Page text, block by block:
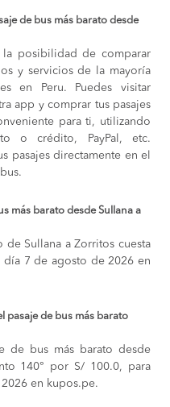
de bus más barato desde
la posibilidad de comparar
y servicios de la mayoría
en Peru. Puedes visitar
app y comprar tus pasajes
para ti, utilizando
o crédito, PayPal, etc.
pasajes directamente en el
más barato desde Sullana a
de Sullana a Zorritos cuesta
7 de agosto de 2026 en
pasaje de bus más barato
de bus más barato desde
140° por S/ 100.0, para
en kupos.pe.